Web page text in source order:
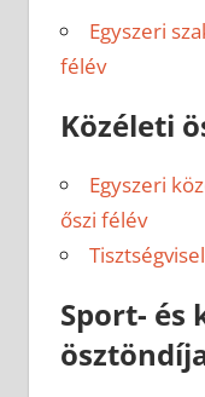
Egyszeri
félév
Közéleti
Egyszeri
őszi félév
Sport- és